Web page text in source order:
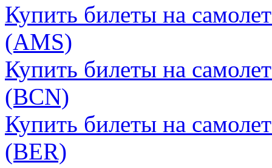
Купить билеты на
(AMS)
Купить билеты на
(BCN)
Купить билеты на
(BER)